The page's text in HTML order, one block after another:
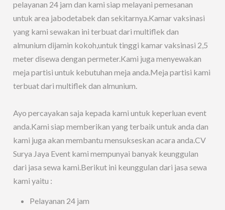
pelayanan 24 jam dan kami siap melayani pemesanan
untuk area jabodetabek dan sekitarnya.Kamar vaksinasi
yang kami sewakan ini terbuat dari multiflek dan
almunium dijamin kokoh,untuk tinggi kamar vaksinasi 2,5
meter disewa dengan permeter.Kami juga menyewakan
meja partisi untuk kebutuhan meja anda.Meja partisi kami
terbuat dari multiflek dan almunium.
Ayo percayakan saja kepada kami untuk keperluan event
anda.Kami siap memberikan yang terbaik untuk anda dan
kami juga akan membantu mensukseskan acara anda.CV
Surya Jaya Event kami mempunyai banyak keunggulan
dari jasa sewa kami.Berikut ini keunggulan dari jasa sewa
kami yaitu :
Pelayanan 24 jam